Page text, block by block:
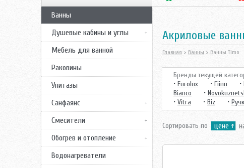
Ванны
Душевые кабины и углы
Мебель для ванной
Раковины
Унитазы
Санфаянс
Смесители
Обогрев и отопление
Водонагреватели
Акриловые
Главная > Ванны > Ванны Timo
Бренды текущей
• Eurolux • Fiinn •
Bianco
•
• Vitra • Вiz •
Сортировать по цене